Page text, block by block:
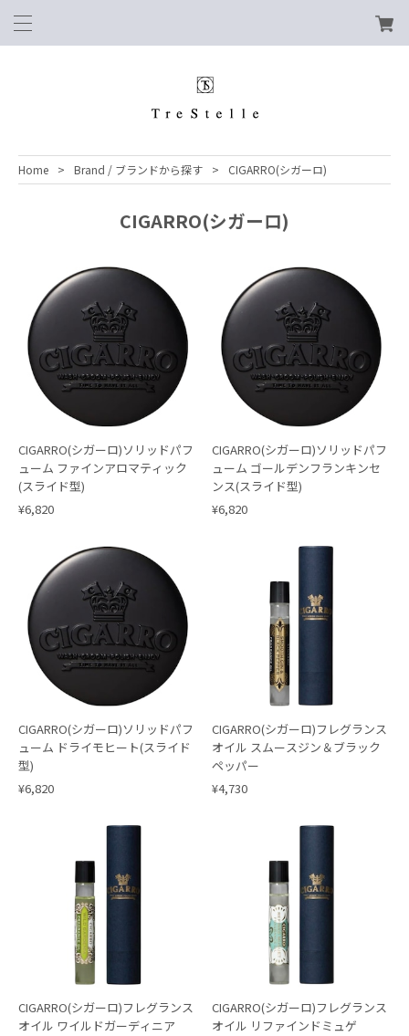
Home Brand / ブランドから探す CIGARRO(シガーロ)
CIGARRO(シガーロ)
CIGARRO(シガーロ)ソリッドパフ
ューム ファインアロマティック
(スライド型)
¥6,820
CIGARRO(シガーロ)ソリッドパフ
ューム ゴールデンフランキンセ
ンス(スライド型)
¥6,820
CIGARRO(シガーロ)ソリッドパフ
ューム ドライモヒート(スライド
型)
¥6,820
CIGARRO(シガーロ)フレグランス
オイル スムースジン＆ブラック
ペッパー
¥4,730
CIGARRO(シガーロ)フレグランス
オイル ワイルドガーディニア
CIGARRO(シガーロ)フレグランス
オイル リファインドミュゲ